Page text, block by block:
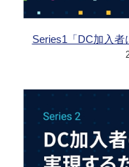
Series1「DC加入